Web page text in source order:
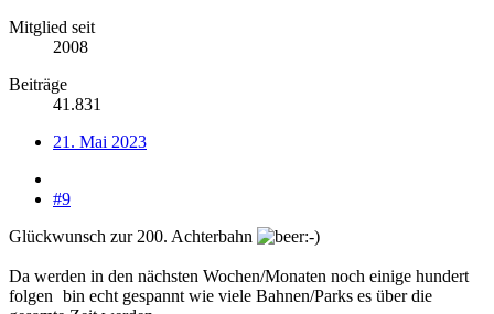
Mitglied seit
2008
Beiträge
41.831
21. Mai 2023
#9
Glückwunsch zur 200. Achterbahn
Da werden in den nächsten Wochen/Monaten noch einige hundert
folgen bin echt gespannt wie viele Bahnen/Parks es über die